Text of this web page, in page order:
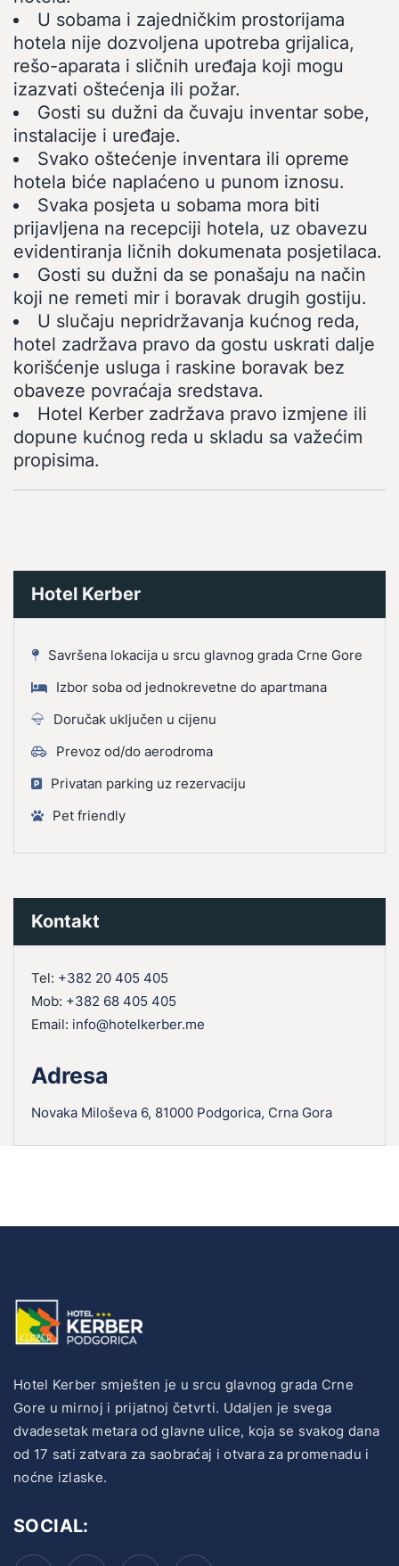
U sobama i zajedničkim prostorijama
hotela nije dozvoljena upotreba grijalica,
rešo-aparata i sličnih uređaja koji mogu
izazvati oštećenja ili požar.
Gosti su dužni da čuvaju inventar sobe,
instalacije i uređaje.
Svako oštećenje inventara ili opreme
hotela biće naplaćeno u punom iznosu.
Svaka posjeta u sobama mora biti
prijavljena na recepciji hotela, uz obavezu
evidentiranja ličnih dokumenata posjetilaca.
Gosti su dužni da se ponašaju na način
koji ne remeti mir i boravak drugih gostiju.
U slučaju nepridržavanja kućnog reda,
hotel zadržava pravo da gostu uskrati dalje
korišćenje usluga i raskine boravak bez
obaveze povraćaja sredstava.
Hotel Kerber zadržava pravo izmjene ili
dopune kućnog reda u skladu sa važećim
propisima.
Hotel Kerber
Savršena lokacija u srcu glavnog grada Crne Gore
Izbor soba od jednokrevetne do apartmana
Doručak uključen u cijenu
Prevoz od/do aerodroma
Privatan parking uz rezervaciju
Pet friendly
Kontakt
Tel: +382 20 405 405
Mob: +382 68 405 405
Email: info@hotelkerber.me
Adresa
Novaka Miloševa 6, 81000 Podgorica, Crna Gora
Hotel Kerber smješten je u srcu glavnog grada Crne
Gore u mirnoj i prijatnoj četvrti. Udaljen je svega
dvadesetak metara od glavne ulice, koja se svakog dana
od 17 sati zatvara za saobraćaj i otvara za promenadu i
noćne izlaske.
SOCIAL: